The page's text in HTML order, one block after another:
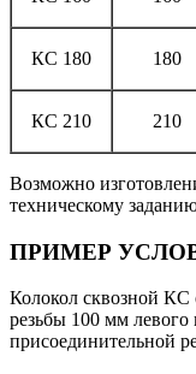
КС 180 180
КС 210 210
Возможно
техническому
ПРИМЕР
Колокол сквозной
резьбы 100 мм
присоединительной